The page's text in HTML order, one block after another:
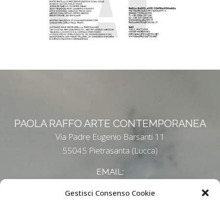
Gestisci Consenso Cookie
PAOLA RAFFO ARTE CONTEMPORANEA
Via Padre Eugenio Barsanti 11
55045 Pietrasanta (Lucca)
EMAIL: